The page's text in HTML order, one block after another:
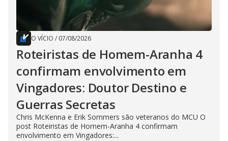
O VÍCIO / 07/08/2026
Roteiristas de Homem-Aranha 4
confirmam envolvimento em
Vingadores: Doutor Destino e
Guerras Secretas
Chris McKenna e Erik Sommers são veteranos do MCU O
post Roteiristas de Homem-Aranha 4 confirmam
envolvimento em Vingadores:...